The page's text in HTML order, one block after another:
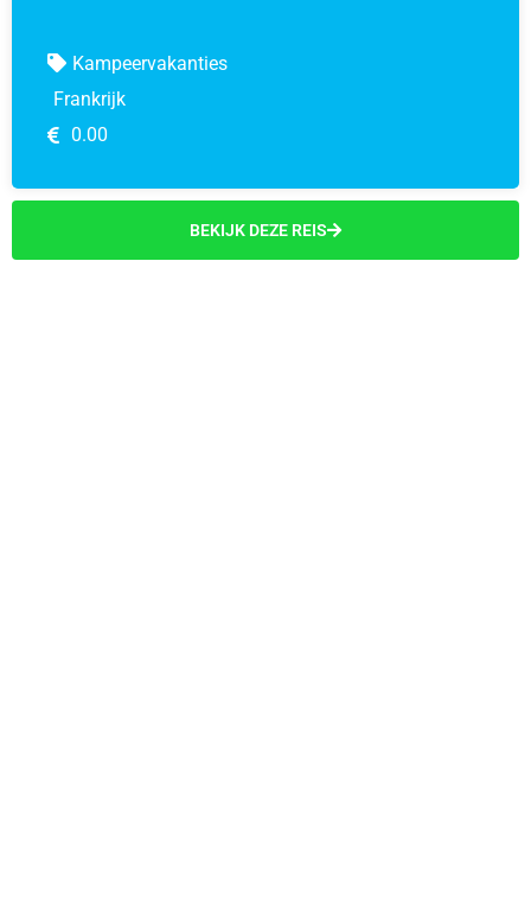
Kampeervakanties
Frankrijk
0.00
BEKIJK DEZE REIS